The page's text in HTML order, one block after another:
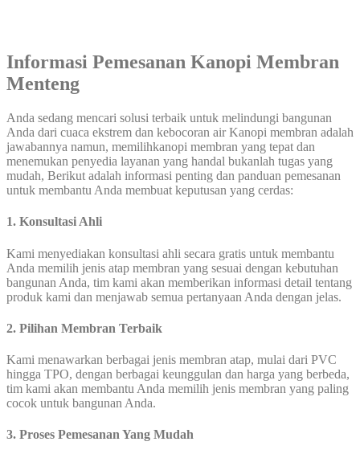
Informasi Pemesanan Kanopi Membran
Menteng
Anda sedang mencari solusi terbaik untuk melindungi bangunan
Anda dari cuaca ekstrem dan kebocoran air Kanopi membran adalah
jawabannya namun, memilihkanopi membran yang tepat dan
menemukan penyedia layanan yang handal bukanlah tugas yang
mudah, Berikut adalah informasi penting dan panduan pemesanan
untuk membantu Anda membuat keputusan yang cerdas:
1. Konsultasi Ahli
Kami menyediakan konsultasi ahli secara gratis untuk membantu
Anda memilih jenis atap membran yang sesuai dengan kebutuhan
bangunan Anda, tim kami akan memberikan informasi detail tentang
produk kami dan menjawab semua pertanyaan Anda dengan jelas.
2. Pilihan Membran Terbaik
Kami menawarkan berbagai jenis membran atap, mulai dari PVC
hingga TPO, dengan berbagai keunggulan dan harga yang berbeda,
tim kami akan membantu Anda memilih jenis membran yang paling
cocok untuk bangunan Anda.
3. Proses Pemesanan Yang Mudah